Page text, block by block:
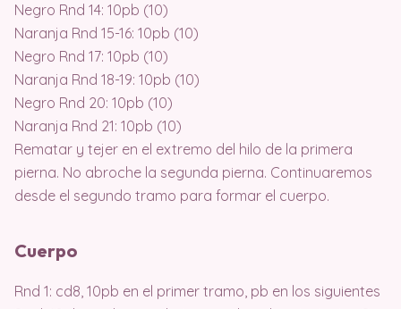
Negro Rnd 14: 10pb (10)
Naranja Rnd 15-16: 10pb (10)
Negro Rnd 17: 10pb (10)
Naranja Rnd 18-19: 10pb (10)
Negro Rnd 20: 10pb (10)
Naranja Rnd 21: 10pb (10)
Rematar y tejer en el extremo del hilo de la primera
pierna. No abroche la segunda pierna. Continuaremos
desde el segundo tramo para formar el cuerpo.
Cuerpo
Rnd 1: cd8, 10pb en el primer tramo, pb en los siguientes